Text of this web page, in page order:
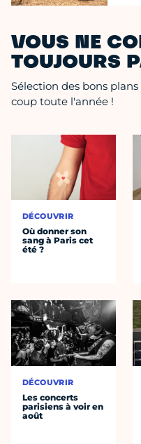
VOUS NE
TOUJOURS
Sélection des bons
coup toute l'année !
DÉCOUVRIR
Où donner son
sang à Paris cet
été ?
DÉCOUVRIR
Les concerts
parisiens à voir en
août